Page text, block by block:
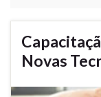
Novas